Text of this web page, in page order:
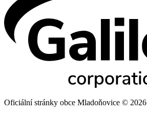
Oficiální stránky obce Mladoňovice © 2026